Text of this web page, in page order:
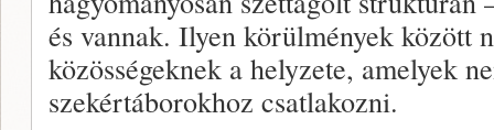
és vannak. Ilyen körülmények között
közösségeknek a helyzete, amelyek
szekértáborokhoz csatlakozni.